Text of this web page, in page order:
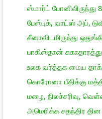
ஸ்மார்ட்
பேஸ்புக், வாட்ஸ் அப்,
சீனாவிடமிருந்து
பாகிஸ்தான்
உலக வர்த்தக மைய
கொரோனா பீதிக்கு
மழை, நிலச்சரிவு,
அமெரிக்க சுதந்திர